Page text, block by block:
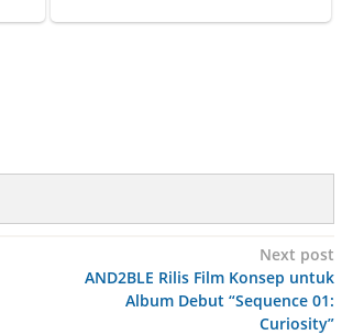
Next post
AND2BLE Rilis Film Konsep untuk
Album Debut “Sequence 01:
Curiosity”